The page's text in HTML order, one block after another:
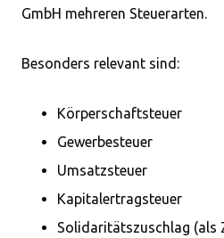
GmbH mehreren Steuerarten.
Besonders relevant sind:
Körperschaftsteuer
Gewerbesteuer
Umsatzsteuer
Kapitalertragsteuer
Solidaritätszuschlag (als